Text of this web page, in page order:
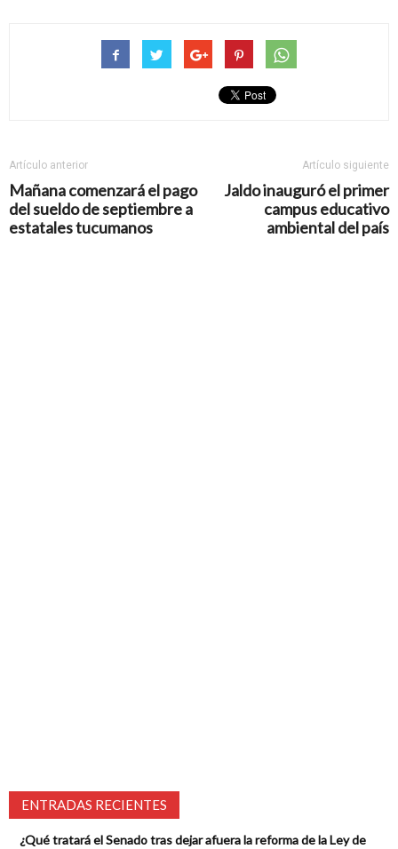
Artículo anterior
Mañana comenzará el pago
del sueldo de septiembre a
estatales tucumanos
Artículo siguiente
Jaldo inauguró el primer
campus educativo
ambiental del país
ENTRADAS RECIENTES
¿Qué tratará el Senado tras dejar afuera la reforma de la Ley de